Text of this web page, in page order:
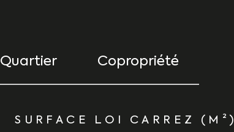
Quartier Copropriété
SURFACE LOI CARREZ (M²)